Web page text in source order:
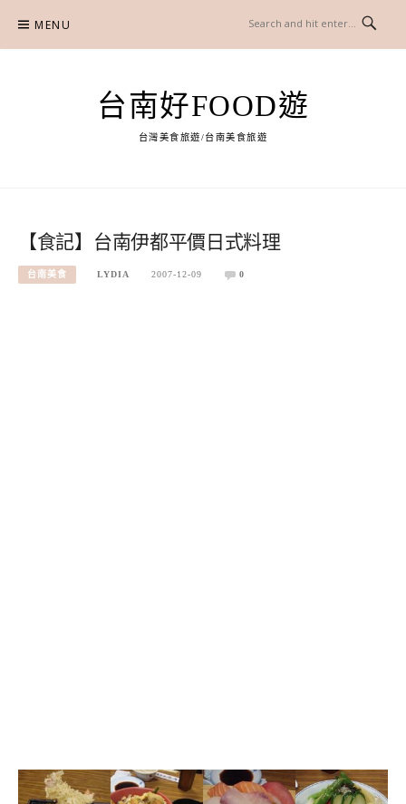
content
MENU
台南好FOOD遊
台灣美食旅遊/台南美食旅遊
【食記】台南伊都平價日式料理
台南美食 LYDIA 2007-12-09 0